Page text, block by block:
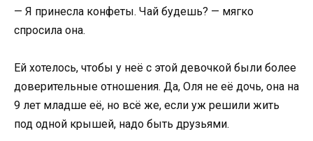
— Я принесла конфеты. Чай будешь? — мягко
спросила она.
Ей хотелось, чтобы у неё с этой девочкой были более
доверительные отношения. Да, Оля не её дочь, она на
9 лет младше её, но всё же, если уж решили жить
под одной крышей, надо быть друзьями.